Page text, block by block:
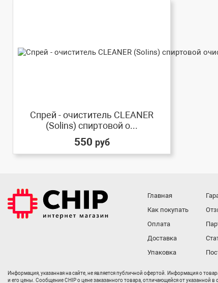
Спрей - очиститель CLEANER
(Solins) спиртовой о...
550 руб
Главная
Как покупать
Оплата
Доставка
Упаковка
Информация, указанная на сайте, не является публичной офертой. Информация о
и его цены. Сообщение CHIP о цене заказанного товара, отличающейся от указанной